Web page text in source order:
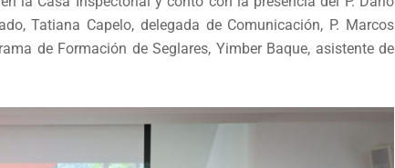
Tatiana Capelo, delegada de Comunicación, P. Marcos
de Formación de Seglares, Yimber Baque, asistente de